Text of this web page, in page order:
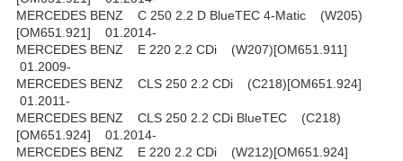
MERCEDES BENZ C 250 2.2 D BlueTEC 4-Matic (W205)
[OM651.921] 01.2014-
MERCEDES BENZ E 220 2.2 CDi (W207)[OM651.911]
01.2009-
MERCEDES BENZ CLS 250 2.2 CDi (C218)[OM651.924]
01.2011-
MERCEDES BENZ CLS 250 2.2 CDi BlueTEC (C218)
[OM651.924] 01.2014-
MERCEDES BENZ E 220 2.2 CDi (W212)[OM651.924]